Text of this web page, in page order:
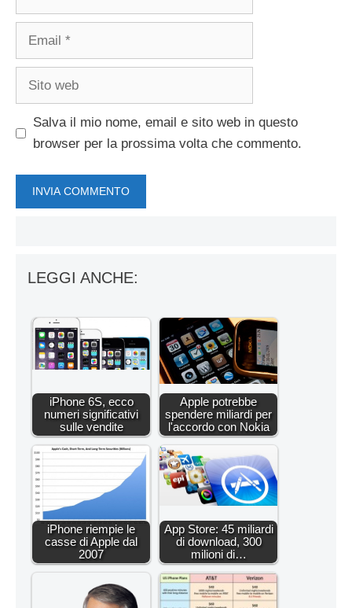
Email
Sito
Salva il mio nome, email e sito web in questo
browser per la prossima volta che commento.
LEGGI ANCHE:
iPhone 6S, ecco
numeri significativi
sulle vendite
Apple potrebbe
spendere miliardi per
l'accordo con Nokia
iPhone riempie le
casse di Apple dal
2007
App Store: 45 miliardi
di download, 300
milioni di…